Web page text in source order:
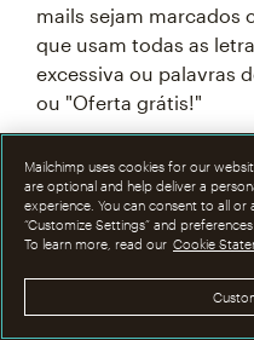
mails sejam marcados
que usam todas as
excessiva ou palavras
ou "Oferta grátis!"
Criar assuntos claros,
reflitam com precisão
ajudar a melhorar a
Como
Mailchimp uses cookies for our
are optional and help deliver a
experience. You can consent to all or
“Customize Settings” and
To learn more, read our Cookie